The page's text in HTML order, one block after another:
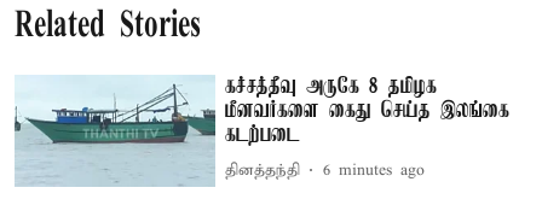
Related Stories
கச்சத்தீவு அருகே 8 தமிழக
மீனவர்களை கைது செய்த இலங்கை
கடற்படை
தினத்தந்தி 6 minutes ago